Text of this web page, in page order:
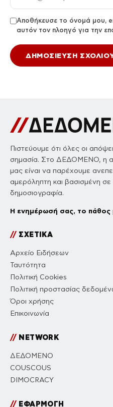
Αποθήκευσε το όνομά μου,
αυτόν τον πλοηγό για την
Πιστεύουμε ότι όλες οι
σημασία. Στο ΔΕΔΟΜΕΝΟ, η
μας είναι να παρέχουμε
αμερόληπτη και βασισμένη
δημοσιογραφία.
Η ενημέρωσή σας, το πάθος
//ΣΧΕΤΙΚΑ
Αρχείο Ειδήσεων
Ταυτότητα
Πολιτική Cookies
Πολιτική προστασίας
Όροι χρήσης
Επικοινωνία
//NETWORK
ΔΕΔΟΜΕΝΟ
COUSCOUS
DIMOCRACY
//ΕΦΑΡΜΟΓΗ